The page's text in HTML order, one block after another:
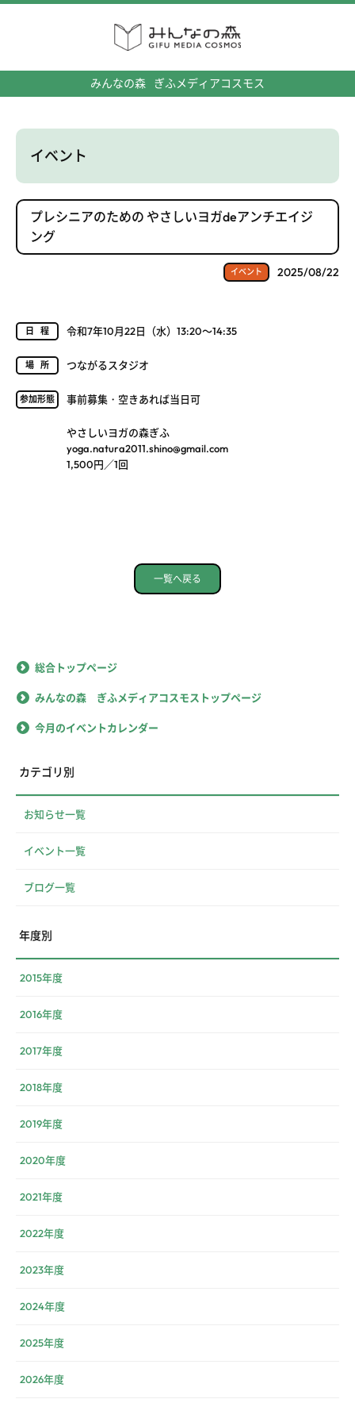
みんなの森 ぎふメディアコスモス
イベント
プレシニアのための やさしいヨガdeアンチエイジ
ング
イベント 2025/08/22
日程 令和7年10月22日（水）13:20～14:35
場所 つながるスタジオ
参加形態 事前募集・空きあれば当日可
やさしいヨガの森ぎふ
yoga.natura2011.shino@gmail.com
1,500円／1回
一覧へ戻る
総合トップページ
みんなの森 ぎふメディアコスモストップページ
今月のイベントカレンダー
カテゴリ別
お知らせ一覧
イベント一覧
ブログ一覧
年度別
2015年度
2016年度
2017年度
2018年度
2019年度
2020年度
2021年度
2022年度
2023年度
2024年度
2025年度
2026年度